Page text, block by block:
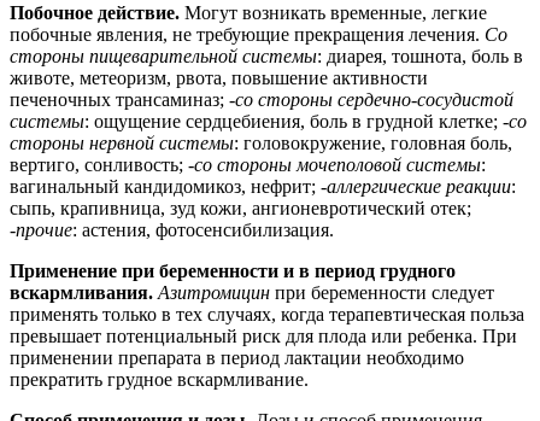
Побочное действие. Могут возникать временные, легкие
побочные явления, не требующие прекращения лечения. Со
стороны пищеварительной системы: диарея, тошнота, боль в
животе, метеоризм, рвота, повышение активности
печеночных трансаминаз; -со стороны сердечно-сосудистой
системы: ощущение сердцебиения, боль в грудной клетке; -со
стороны нервной системы: головокружение, головная боль,
вертиго, сонливость; -со стороны мочеполовой системы:
вагинальный кандидомикоз, нефрит; -аллергические реакции:
сыпь, крапивница, зуд кожи, ангионевротический отек;
-прочие: астения, фотосенсибилизация.
Применение при беременности и в период грудного
вскармливания. Азитромицин при беременности следует
применять только в тех случаях, когда терапевтическая польза
превышает потенциальный риск для плода или ребенка. При
применении препарата в период лактации необходимо
прекратить грудное вскармливание.